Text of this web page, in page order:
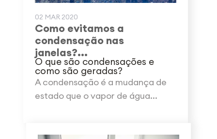
02 MAR 2020
Como evitamos a
condensação nas
janelas?...
O que são condensações e
como são geradas?
A condensação é a mudança de
estado que o vapor de água...